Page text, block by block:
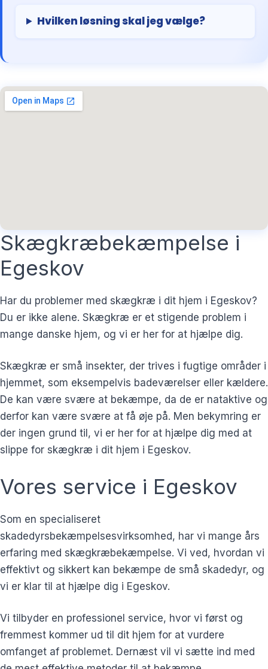
Hvilken løsning skal jeg vælge?
Skægkræbekæmpelse i
Egeskov
Har du problemer med skægkræ i dit hjem i Egeskov?
Du er ikke alene. Skægkræ er et stigende problem i
mange danske hjem, og vi er her for at hjælpe dig.
Skægkræ er små insekter, der trives i fugtige områder i
hjemmet, som eksempelvis badeværelser eller kældere.
De kan være svære at bekæmpe, da de er nataktive og
derfor kan være svære at få øje på. Men bekymring er
der ingen grund til, vi er her for at hjælpe dig med at
slippe for skægkræ i dit hjem i Egeskov.
Vores service i Egeskov
Som en specialiseret
skadedyrsbekæmpelsesvirksomhed, har vi mange års
erfaring med skægkræbekæmpelse. Vi ved, hvordan vi
effektivt og sikkert kan bekæmpe de små skadedyr, og
vi er klar til at hjælpe dig i Egeskov.
Vi tilbyder en professionel service, hvor vi først og
fremmest kommer ud til dit hjem for at vurdere
omfanget af problemet. Dernæst vil vi sætte ind med